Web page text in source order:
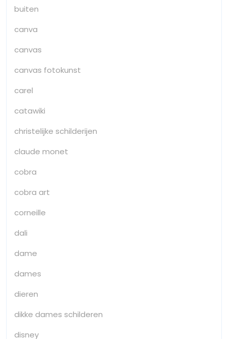
buiten
canva
canvas
canvas fotokunst
carel
catawiki
christelijke schilderijen
claude monet
cobra
cobra art
corneille
dali
dame
dames
dieren
dikke dames schilderen
disney